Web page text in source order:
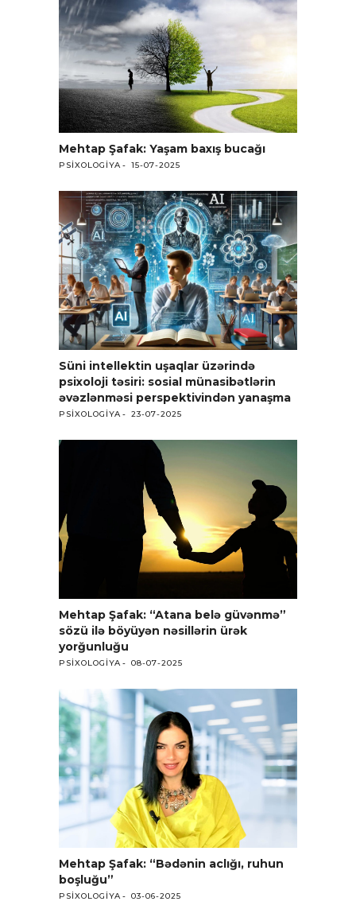
Mehtap Şafak: Yaşam baxış bucağı
PSIXOLOGIYA 15-07-2025
Süni intellektin uşaqlar üzərində
psixoloji təsiri: sosial münasibətlərin
əvəzlənməsi perspektivindən yanaşma
PSIXOLOGIYA 23-07-2025
Mehtap Şafak: “Atana belə güvənmə”
sözü ilə böyüyən nəsillərin ürək
yorğunluğu
PSIXOLOGIYA 08-07-2025
Mehtap Şafak: “Bədənin aclığı, ruhun
boşluğu”
PSIXOLOGIYA 03-06-2025